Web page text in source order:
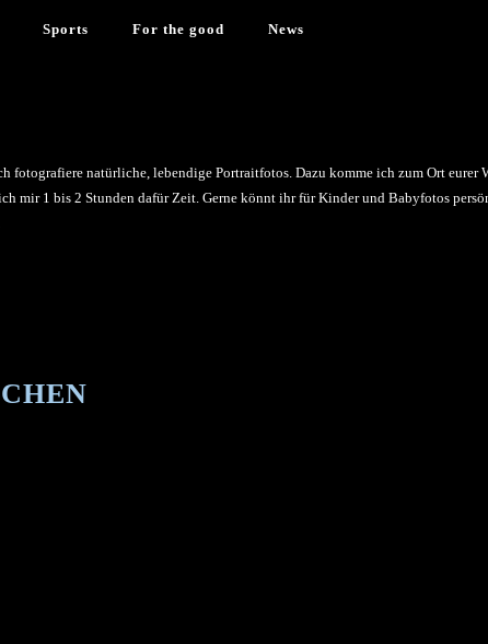
Sports For the good
News
fotografiere natürliche, lebendige Portraitfotos. Dazu komme ich zum Ort
mir 1 bis 2 Stunden dafür Zeit. Gerne könnt ihr für Kinder und Babyfotos